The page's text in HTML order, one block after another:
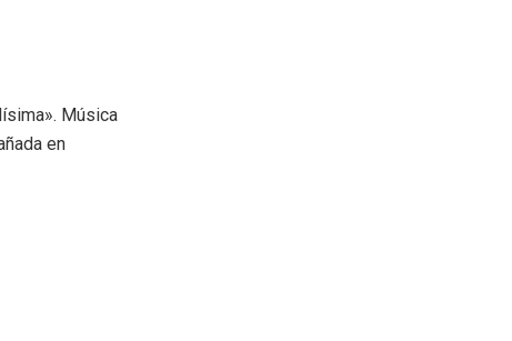
Música
en